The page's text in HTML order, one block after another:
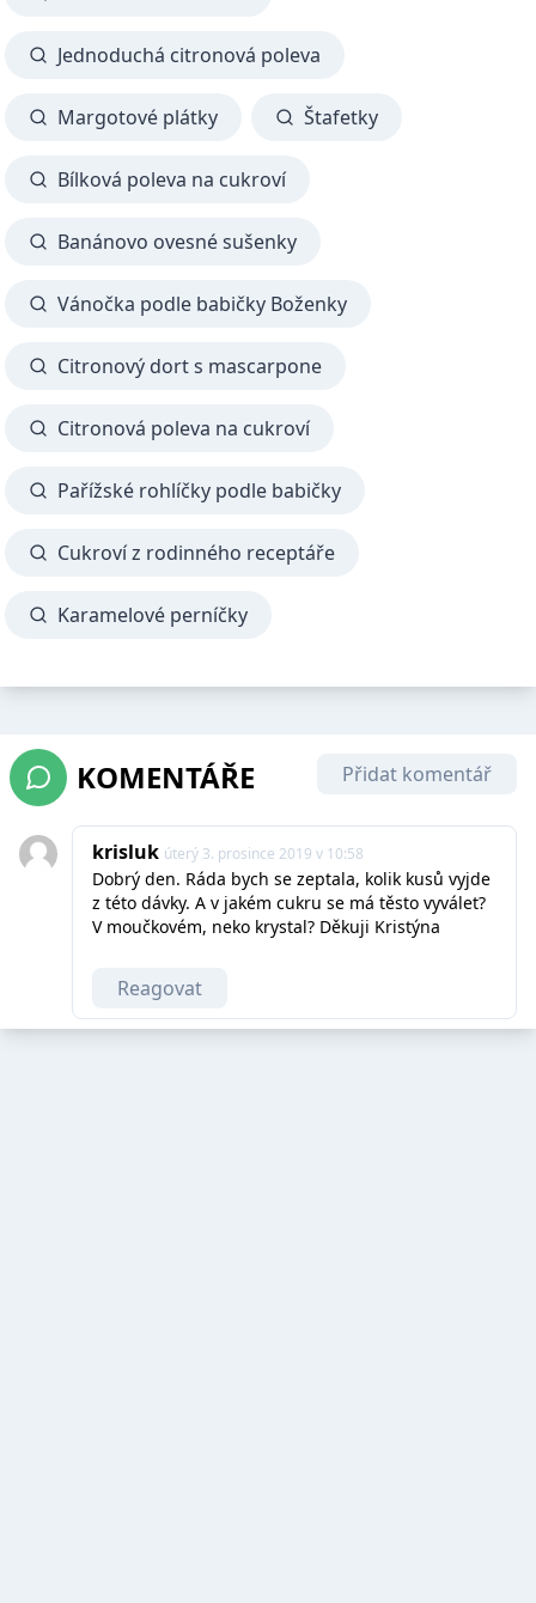
Jednoduchá citronová poleva
Margotové plátky Štafetky
Bílková poleva na cukroví
Banánovo ovesné sušenky
Vánočka podle babičky Boženky
Citronový dort s mascarpone
Citronová poleva na cukroví
Pařížské rohlíčky podle babičky
Cukroví z rodinného receptáře
Karamelové perníčky
KOMENTÁŘE Přidat komentář
krisluk úterý 3. prosince 2019 v 10:58
Dobrý den. Ráda bych se zeptala, kolik kusů vyjde
z této dávky. A v jakém cukru se má těsto vyválet?
V moučkovém, neko krystal? Děkuji Kristýna
Reagovat